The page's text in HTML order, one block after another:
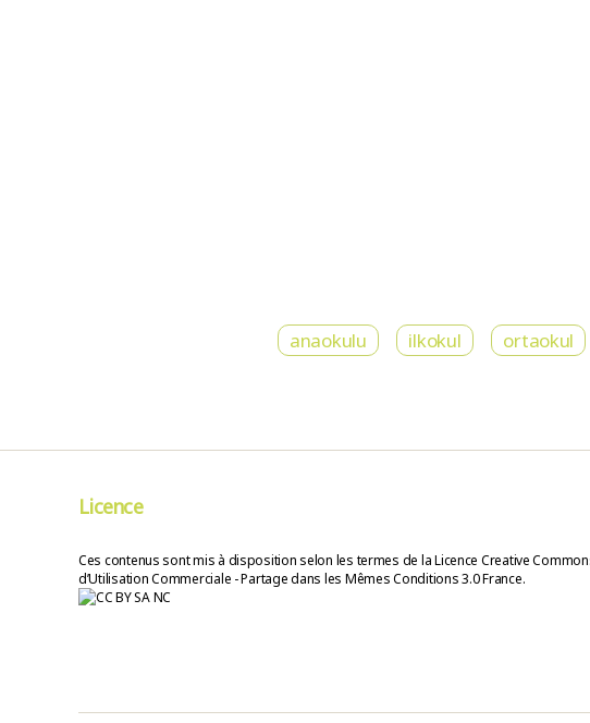
anaokulu ilkokul ortaokul
Licence
Ces contenus sont mis à disposition selon les termes de la Licence Creative
d’Utilisation Commerciale - Partage dans les Mêmes Conditions 3.0 France.